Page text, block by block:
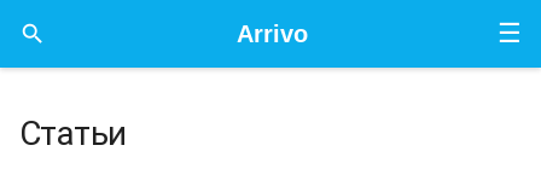
☰
Arrivo

Статьи